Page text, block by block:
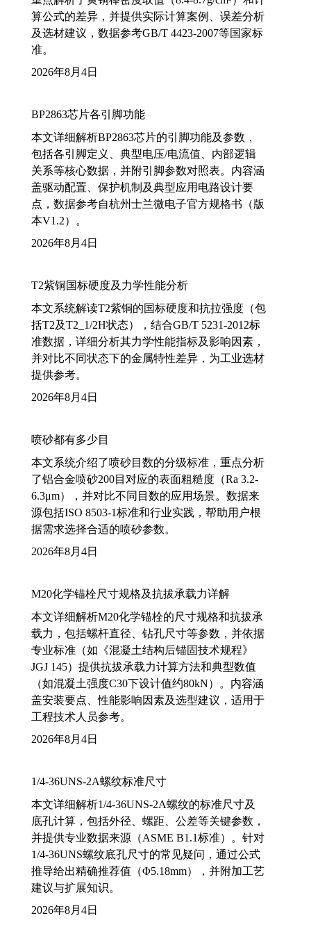
算公式的差异，并提供实际计算案例、误差分析
及选材建议，数据参考GB/T 4423-2007等国家标
准。
2026年8月4日
BP2863芯片各引脚功能
本文详细解析BP2863芯片的引脚功能及参数，
包括各引脚定义、典型电压/电流值、内部逻辑
关系等核心数据，并附引脚参数对照表。内容涵
盖驱动配置、保护机制及典型应用电路设计要
点，数据参考自杭州士兰微电子官方规格书（版
本V1.2）。
2026年8月4日
T2紫铜国标硬度及力学性能分析
本文系统解读T2紫铜的国标硬度和抗拉强度（包
括T2及T2_1/2H状态），结合GB/T 5231-2012标
准数据，详细分析其力学性能指标及影响因素，
并对比不同状态下的金属特性差异，为工业选材
提供参考。
2026年8月4日
喷砂都有多少目
本文系统介绍了喷砂目数的分级标准，重点分析
了铝合金喷砂200目对应的表面粗糙度（Ra 3.2-
6.3μm），并对比不同目数的应用场景。数据来
源包括ISO 8503-1标准和行业实践，帮助用户根
据需求选择合适的喷砂参数。
2026年8月4日
M20化学锚栓尺寸规格及抗拔承载力详解
本文详细解析M20化学锚栓的尺寸规格和抗拔承
载力，包括螺杆直径、钻孔尺寸等参数，并依据
专业标准（如《混凝土结构后锚固技术规程》
JGJ 145）提供抗拔承载力计算方法和典型数值
（如混凝土强度C30下设计值约80kN）。内容涵
盖安装要点、性能影响因素及选型建议，适用于
工程技术人员参考。
2026年8月4日
1/4-36UNS-2A螺纹标准尺寸
本文详细解析1/4-36UNS-2A螺纹的标准尺寸及
底孔计算，包括外径、螺距、公差等关键参数，
并提供专业数据来源（ASME B1.1标准）。针对
1/4-36UNS螺纹底孔尺寸的常见疑问，通过公式
推导给出精确推荐值（Φ5.18mm），并附加工艺
建议与扩展知识。
2026年8月4日